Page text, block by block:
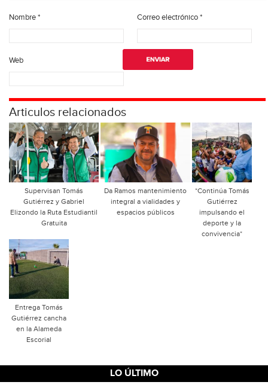
Nombre* Correo electrónico*
Web
Articulos relacionados
Supervisan Tomás
Gutiérrez y Gabriel
Elizondo la Ruta Estudiantil
Gratuita
Da Ramos mantenimiento
integral a vialidades y
espacios públicos
*Continúa Tomás
Gutiérrez
impulsando el
deporte y la
convivencia*
Entrega Tomás
Gutiérrez cancha
en la Alameda
Escorial
LO ÚLTIMO